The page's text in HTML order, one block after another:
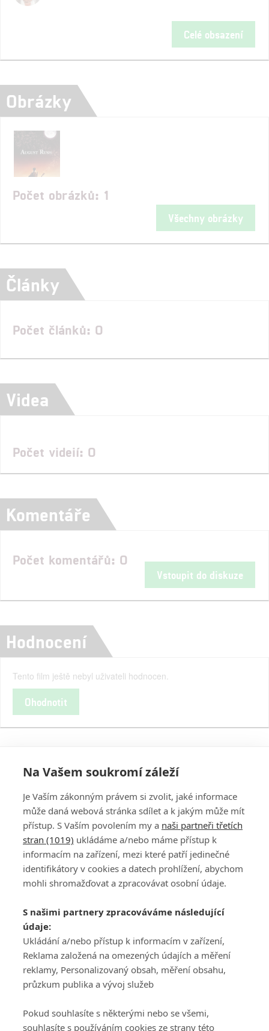
Celé obsazení
Obrázky
Počet obrázků: 1
Všechny obrázky
Články
Počet článků: 0
Videa
Počet videií: 0
Komentáře
Počet komentářů: 0
Vstoupit do diskuze
Hodnocení
Tento film ještě nebyl uživateli hodnocen.
Ohodnotit
PŘIHLÁSIT
REGISTROVAT
DISKUZE
Šéfredaktorkou webu jePetr Slavík, e-mailserialy@fandimefilmu.cz
Máte-li zájem o inzerci na našem webu napište nám na e-mail
studio@koncal.com
Ochrana osobních údajů|Zásady používání cookies |Pravidla webu
Upravit nastavení soukromí
Na Vašem soukromí záleží
Je Vaším zákonným právem si zvolit, jaké informace
může daná webová stránka sdílet a k jakým může mít
přístup. S Vaším povolením my a naši partneři třetích
stran (1019) ukládáme a/nebo máme přístup k
informacím na zařízení, mezi které patří jedinečné
identifikátory v cookies a datech prohlížení, abychom
mohli shromažďovat a zpracovávat osobní údaje.
S našimi partnery zpracováváme následující
údaje:
Ukládání a/nebo přístup k informacím v zařízení,
Reklama založená na omezených údajích a měření
reklamy, Personalizovaný obsah, měření obsahu,
průzkum publika a vývoj služeb
Pokud souhlasíte s některými nebo se všemi,
souhlasíte s používáním cookies ze strany této